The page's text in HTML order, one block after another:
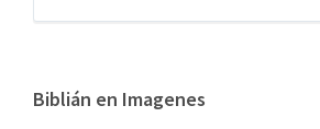
Biblián en Imagenes